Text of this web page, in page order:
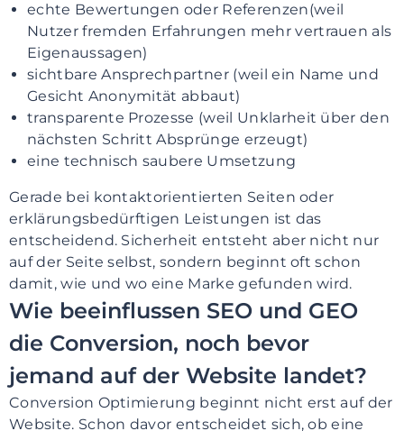
echte Bewertungen oder Referenzen(weil
Nutzer fremden Erfahrungen mehr vertrauen als
Eigenaussagen)
sichtbare Ansprechpartner (weil ein Name und
Gesicht Anonymität abbaut)
transparente Prozesse (weil Unklarheit über den
nächsten Schritt Absprünge erzeugt)
eine technisch saubere Umsetzung
Gerade bei kontaktorientierten Seiten oder
erklärungsbedürftigen Leistungen ist das
entscheidend. Sicherheit entsteht aber nicht nur
auf der Seite selbst, sondern beginnt oft schon
damit, wie und wo eine Marke gefunden wird.
Wie beeinflussen SEO und GEO
die Conversion, noch bevor
jemand auf der Website landet?
Conversion Optimierung beginnt nicht erst auf der
Website. Schon davor entscheidet sich, ob eine